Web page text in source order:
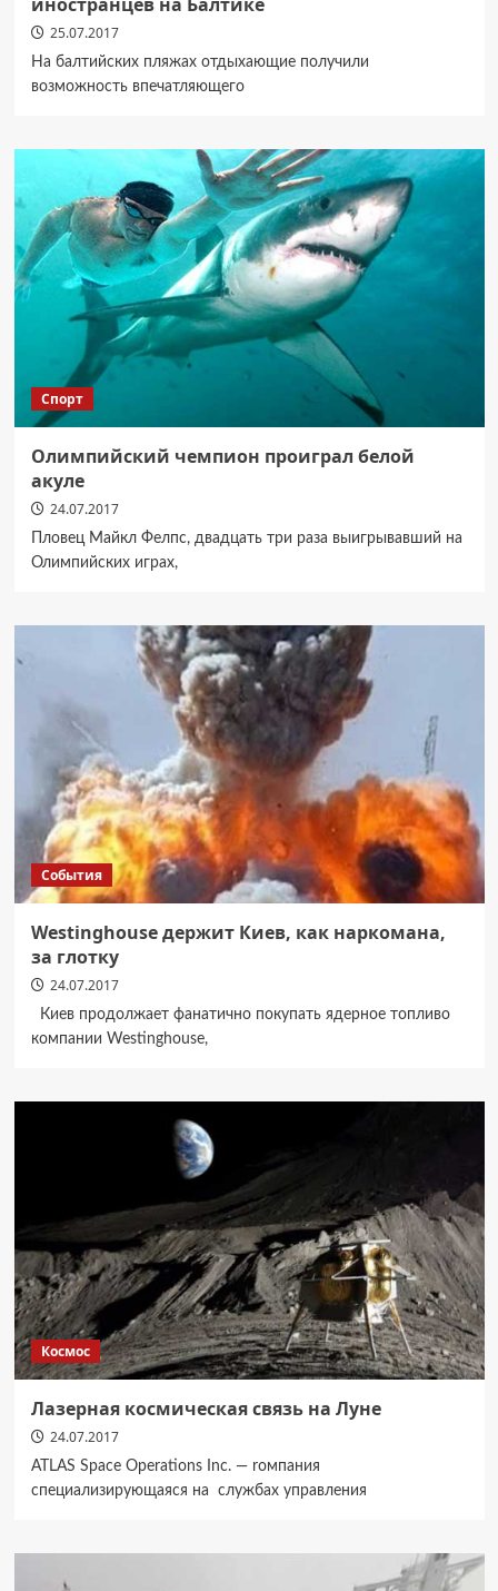
25.07.2017
На балтийских пляжах отдыхающие получили
возможность впечатляющего
Спорт
Олимпийский чемпион проиграл белой
акуле
24.07.2017
Пловец Майкл Фелпс, двадцать три раза выигрывавший на
Олимпийских играх,
События
Westinghouse держит Киев, как наркомана,
за глотку
24.07.2017
Киев продолжает фанатично покупать ядерное топливо
компании Westinghouse,
Космос
Лазерная космическая связь на Луне
24.07.2017
ATLAS Space Operations Inc. — rомпания
специализирующаяся на службах управления